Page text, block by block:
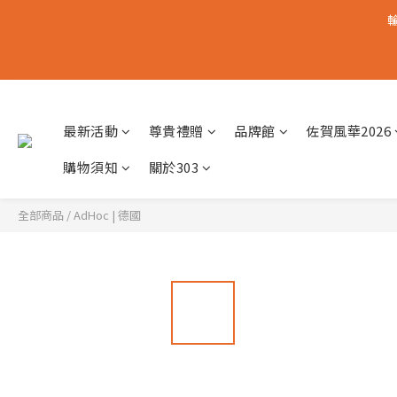
最新活動 尊貴禮贈 品牌館
佐賀風華2026
購物須知
關於303
全部商品 /AdHoc | 德國